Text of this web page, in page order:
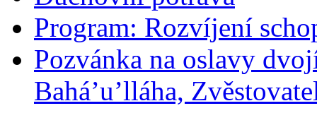
Program: Rozvíjení
Pozvánka na oslavy
Bahá’u’lláha,